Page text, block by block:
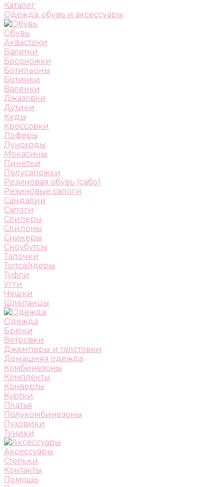
Каталог
Одежда, обувь и аксессуары
Обувь
Аквастоки
Балетки
Босоножки
Ботильоны
Ботинки
Валенки
Джазовки
Дутики
Кеды
Кроссовки
Лоферы
Луноходы
Мокасины
Пинетки
Полусапожки
Резиновая обувь (сабо)
Резиновые сапоги
Сандалии
Сапоги
Слиперы
Слипоны
Сникеры
Сноубутсы
Тапочки
Топсайдеры
Туфли
Угги
Чешки
Шлепанцы
Одежда
Брюки
Ветровки
Джемперы и толстовки
Домашняя одежда
Комбинезоны
Комплекты
Конверты
Куртки
Платья
Полукомбинезоны
Пуховики
Туники
Аксессуары
Стельки
Контакты
Помощь